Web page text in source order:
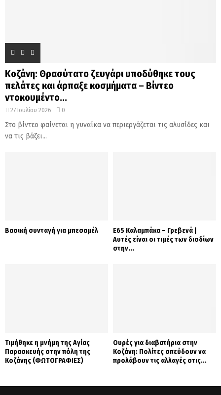
Κοζάνη: Θρασύτατο ζευγάρι υποδύθηκε τους
πελάτες και άρπαξε κοσμήματα – Βίντεο
ντοκουμέντο...
27 Ιουλίου 2026 0
Στο βίντεο φαίνεται η γυναίκα να περιεργάζεται τις αλυσίδες και
να τις βάζει...
Βασική συνταγή για μπεσαμέλ
Ε65 Καλαμπάκα – Γρεβενά |
Αυτές είναι οι τιμές των διοδίων
στην...
Τιμήθηκε η μνήμη της Αγίας
Παρασκευής στην πόλη της
Κοζάνης (ΦΩΤΟΓΡΑΦΙΕΣ)
Ουρές για διαβατήρια στην
Κοζάνη: Πολίτες σπεύδουν να
προλάβουν τις αλλαγές στις...